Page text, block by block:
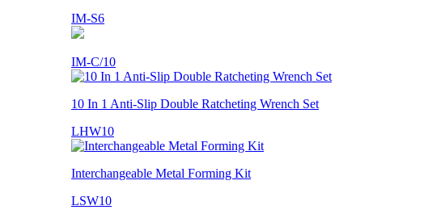
IM-S6
IM-C/10
10 In 1 Anti-Slip Double Ratcheting Wrench Set
LHW10
Interchangeable Metal Forming Kit
LSW10